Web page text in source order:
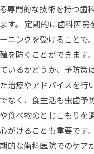
専門的な技術を持つ歯
す。 定期的に歯科医院
ニングを受けることで
を防ぐことができます
いるかどうか、予防策
治療やアドバイスを行
なく、食生活も虫歯予
食べ物のとじこもりを
がけることも重要です
的な歯科医院でのケア